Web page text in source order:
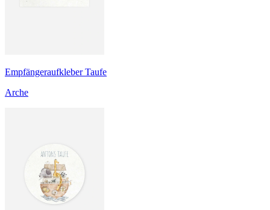
Empfängeraufkleber Taufe
Arche